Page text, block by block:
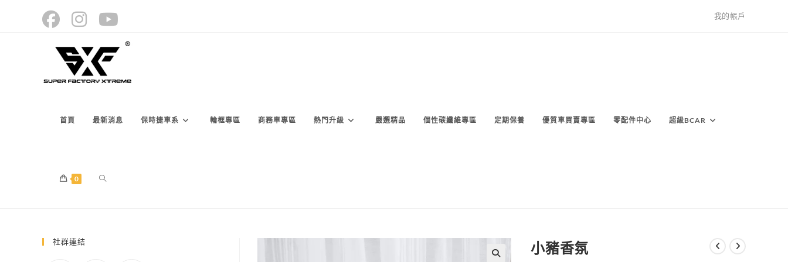
我的帳戶
首頁 最新消息 保時捷車系 輪框專區 商務車專區 熱門升級 嚴選精品 個性碳纖維專區 定期保養 優質車買賣專區 零配件中心 超級BCAR
0 TOGGLE
小豬香氛
社群連結